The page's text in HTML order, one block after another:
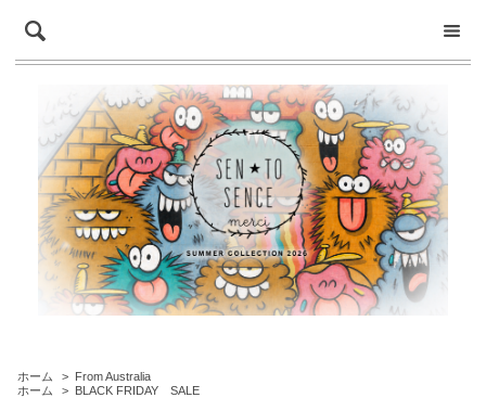
ホーム > From Australia
ホーム
> BLACK FRIDAY SALE